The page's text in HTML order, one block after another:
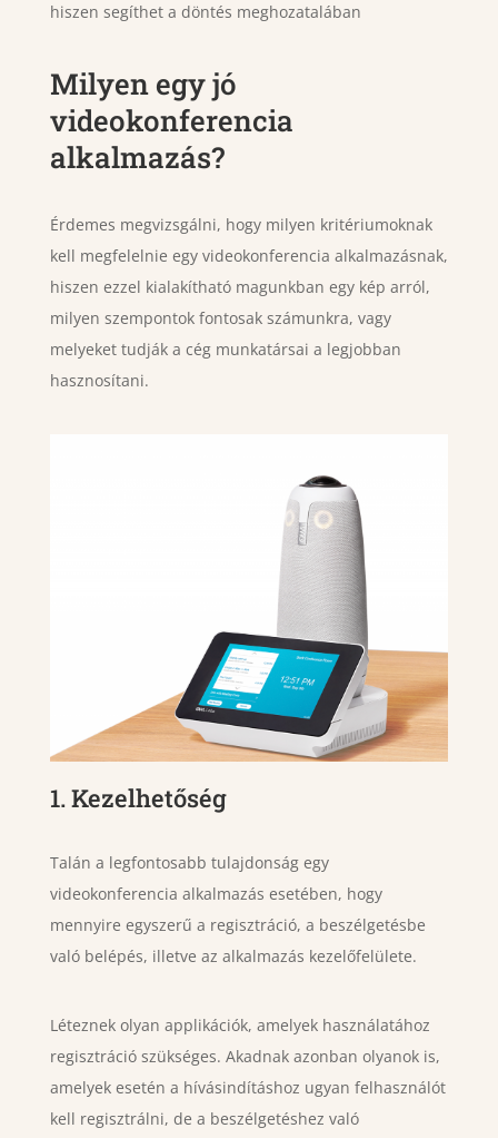
hiszen segíthet a döntés meghozatalában
Milyen egy jó
videokonferencia
alkalmazás?
Érdemes megvizsgálni, hogy milyen kritériumoknak
kell megfelelnie egy videokonferencia alkalmazásnak,
hiszen ezzel kialakítható magunkban egy kép arról,
milyen szempontok fontosak számunkra, vagy
melyeket tudják a cég munkatársai a legjobban
hasznosítani.
1. Kezelhetőség
Talán a legfontosabb tulajdonság egy
videokonferencia alkalmazás esetében, hogy
mennyire egyszerű a regisztráció, a beszélgetésbe
való belépés, illetve az alkalmazás kezelőfelülete.
Léteznek olyan applikációk, amelyek használatához
regisztráció szükséges. Akadnak azonban olyanok is,
amelyek esetén a hívásindításhoz ugyan felhasználót
kell regisztrálni, de a beszélgetéshez való